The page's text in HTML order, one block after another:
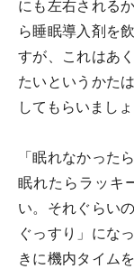
にも左右される
ら睡眠導入剤を
すが、これはあ
たいというかた
してもらいましょ
「眠れなかった
眠れたらラッキ
い。それぐらい
ぐっすり」にな
きに機内タイム